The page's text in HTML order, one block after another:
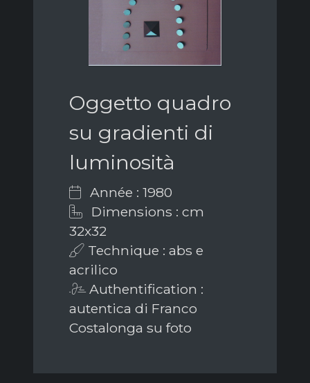
Oggetto quadro
su gradienti di
luminosità
Année : 1980
Dimensions : cm
32x32
Technique : abs e
acrilico
Authentification :
autentica di Franco
Costalonga su foto